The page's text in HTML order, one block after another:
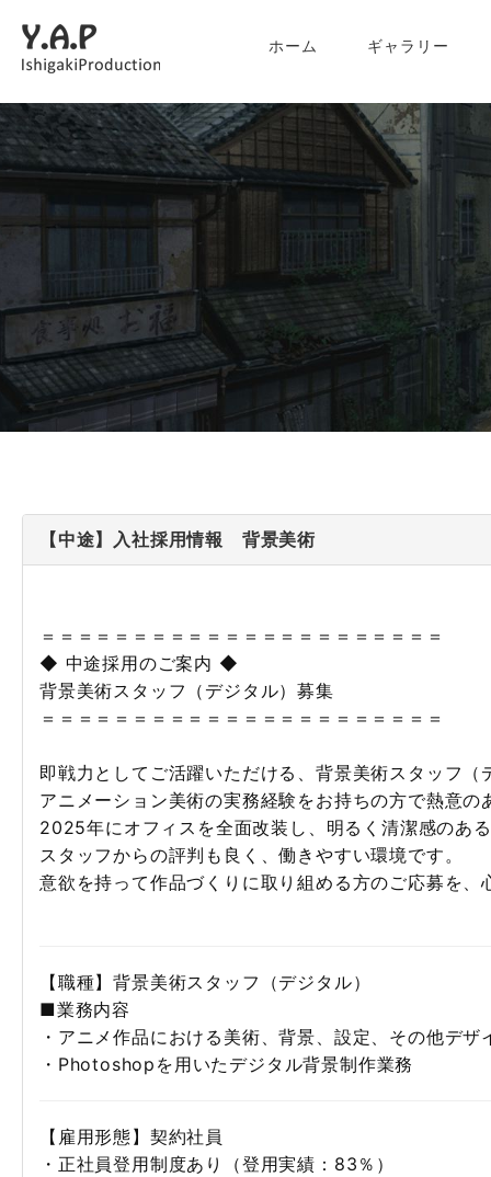
ホーム ギャラリー
【中途】入社採用情報 背景美術
＝＝＝＝＝＝＝＝＝＝＝＝＝＝＝＝＝＝＝＝＝＝
◆ 中途採用のご案内 ◆
背景美術スタッフ（デジタル）募集
＝＝＝＝＝＝＝＝＝＝＝＝＝＝＝＝＝＝＝＝＝＝
即戦力としてご活躍いただける、背景美術スタッフ
アニメーション美術の実務経験をお持ちの方で熱意
2025年にオフィスを全面改装し、明るく清潔感のあ
スタッフからの評判も良く、働きやすい環境です。
意欲を持って作品づくりに取り組める方のご応募を、
【職種】背景美術スタッフ（デジタル）
■業務内容
・アニメ作品における美術、背景、設定、その他デザ
・Photoshopを用いたデジタル背景制作業務
【雇用形態】契約社員
・正社員登用制度あり（登用実績：83％）